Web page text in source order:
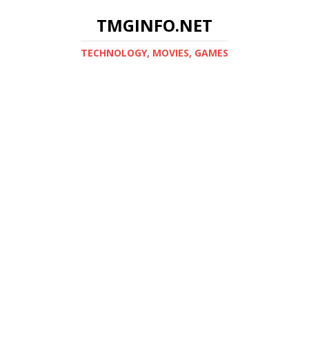
TMGINFO.NET
ТECHNOLOGY, MOVIES, GAMES